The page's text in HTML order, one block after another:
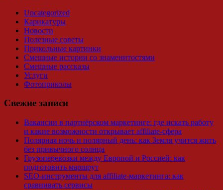
Uncategorized
Карикатуры
Новости
Полезные советы
Прикольные картинки
Смешные истории со знаменитостями
Смешные рассказы
Услуги
Фотоприколы
Свежие записи
Вакансии в партнёрском маркетинге: где искать работу
и какие возможности открывает affiliate-сфера
Полярная ночь и полярный день: как Земля учится жить
без привычного солнца
Грузоперевозки между Европой и Россией: как
подготовить маршрут
SEO-инструменты для affiliate-маркетинга: как
сравнивать сервисы